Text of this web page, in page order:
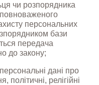
чи розпорядника
персональних
бази
передача
до закону;
дані про
релігійні